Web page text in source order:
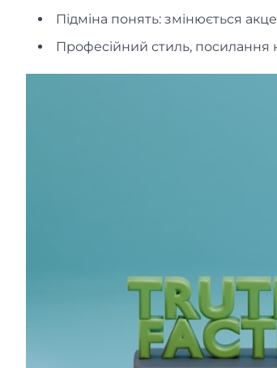
Підміна понять: змінюється
Професійний стиль, посилання